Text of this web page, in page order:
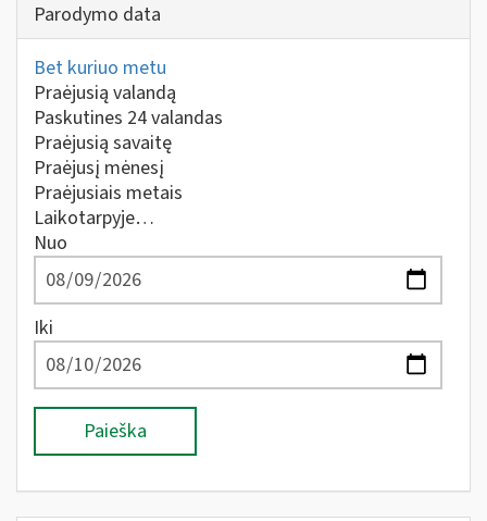
Parodymo data
Bet kuriuo metu
Praėjusią valandą
Paskutines 24 valandas
Praėjusią savaitę
Praėjusį mėnesį
Praėjusiais metais
Laikotarpyje…
Nuo
Iki
Paieška